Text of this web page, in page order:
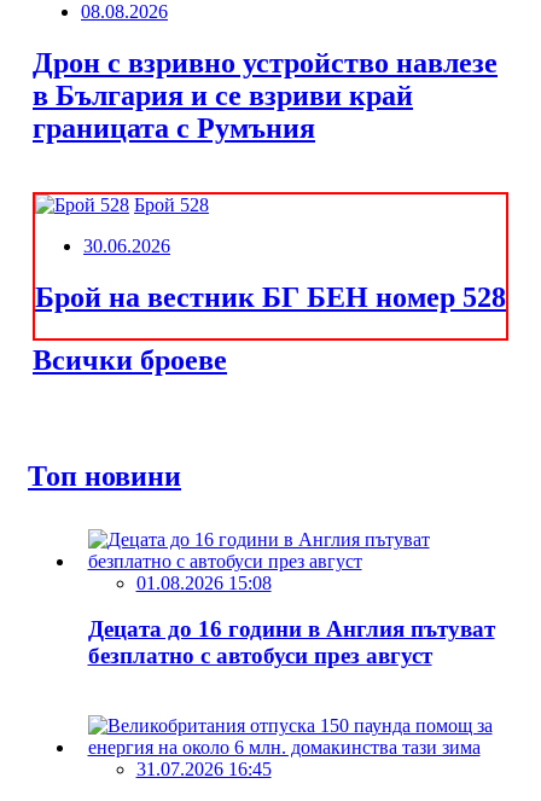
08.08.2026
Дрон с взривно устройство навлезе
в България и се взриви край
границата с Румъния
Брой 528
30.06.2026
Брой на вестник БГ БЕН номер 528
Всички броеве
Топ новини
01.08.2026 15:08
Децата до 16 години в Англия пътуват
безплатно с автобуси през август
31.07.2026 16:45